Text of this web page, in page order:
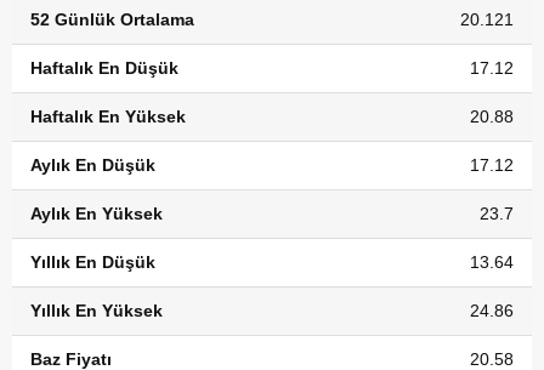
52 Günlük Ortalama 20.121
Haftalık En Düşük 17.12
Haftalık En Yüksek 20.88
Aylık En Düşük 17.12
Aylık En Yüksek 23.7
Yıllık En Düşük 13.64
Yıllık En Yüksek 24.86
Baz Fiyatı 20.58